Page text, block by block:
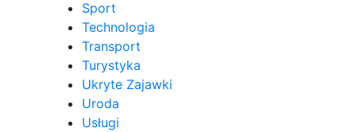
Sport
Technologia
Transport
Turystyka
Ukryte Zajawki
Uroda
Usługi